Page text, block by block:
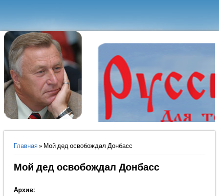
Вы здесь
Главная» Мой дед освобождал Донбасс
Мой дед освобождал Донбасс
Архив: